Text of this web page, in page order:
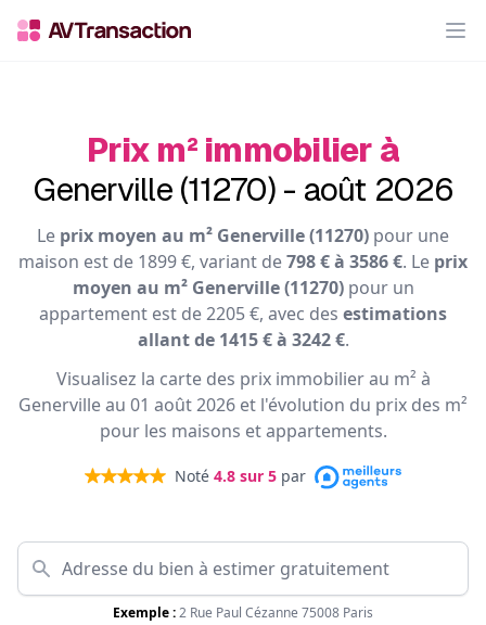
Prix m² immobilier à
Generville (11270) - août 2026
Le prix moyen au m² Generville (11270) pour une
maison est de 1899 €, variant de798 € à 3586 €. Le prix
moyen au m² Generville (11270)pour un
appartement est de 2205 €, avec des estimations
allant de 1415 € à 3242 €.
Visualisez la carte des prix immobilier au m² à
Generville au 01 août 2026 et l'évolution du prix des m²
pour les maisons et appartements.
Noté 4.8 sur 5 par
Exemple :2 Rue Paul Cézanne 75008 Paris